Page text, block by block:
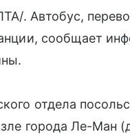
. Автобус,
сообщает
отдела
города Ле-Ман